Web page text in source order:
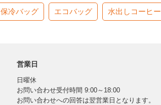
保冷バッグ エコバッグ 水出しコーヒー
営業日
日曜休
お問い合わせ受付時間 9:00～18:00
お問い合わせへの回答は翌営業日となります。